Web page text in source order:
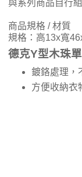
與系列商品自行
商品規格 / 材質
規格：高13x寬
德克Y型木珠
鍍鉻處理，
方便收納衣